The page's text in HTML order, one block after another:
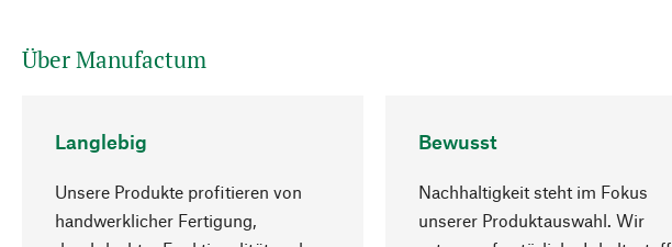
Über Manufactum
Langlebig
Unsere Produkte profitieren von
handwerklicher Fertigung,
Bewusst
Nachhaltigkeit steht im Fokus
unserer Produktauswahl. Wir